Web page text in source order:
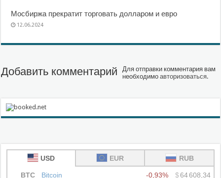
Мосбиржа прекратит торговать долларом и евро
12.06.2024
Добавить комментарий
Для отправки комментария вам
необходимоавторизоваться.